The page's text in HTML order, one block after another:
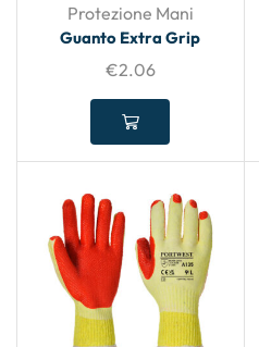
Protezione Mani
Guanto Extra Grip
€2.06